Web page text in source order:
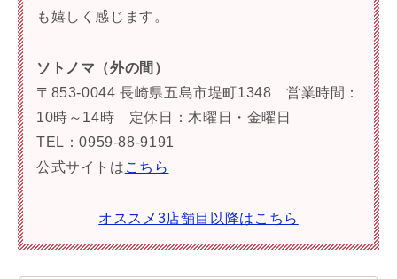
も嬉しく感じます。
ソトノマ（外の間）
〒853-0044 長崎県五島市堤町1348 営業時間：
10時～14時 定休日：木曜日・金曜日
TEL：0959-88-9191
公式サイトは こちら
オススメ3店舗目以降はこちら